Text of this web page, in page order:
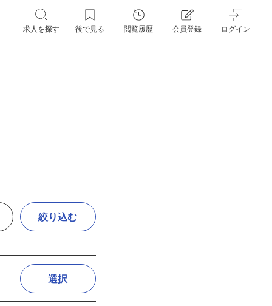
求人を探す 後で見る 閲覧履歴 会員登録 ログイン
絞り込む
選択